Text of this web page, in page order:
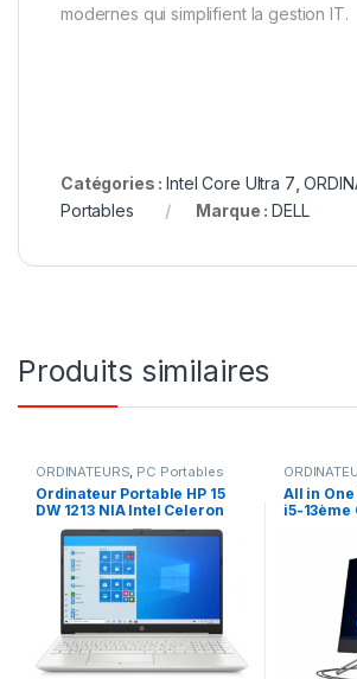
modernes qui simplifient la gestion IT.
Catégories :Intel Core Ultra 7 ,
Portables
Marque :DELL
Produits similaires
ORDINATEURS, PC Portables
Ordinateur Portable HP 15
DW 1213 NIA Intel Celeron
12th Gen 4Go Ram 512Go
SSD Windows 10 Pro Ecran
15,6″
All in
i5-13ème
dvd-
Clavier